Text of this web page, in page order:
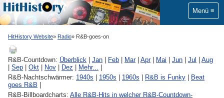
Menü
HitHistory Website Radio R&B-goes-on
R&B-Countdown: Überblick Jan Feb Mar| Apr| Mai Jun Jul
Aug
Sep Okt Nov Dez Mehr...
R&B-Nachtschwärmer: 1940s 1950s 1960s R&B is Funky
Beat
goes R&B
R&B-Billboardcharts: Alle R&B-Hits in welcher R&B-Countdown-